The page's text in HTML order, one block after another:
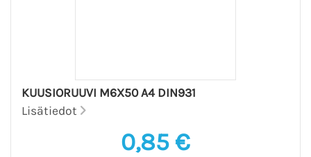
KUUSIORUUVI M6X50 A4 DIN931
Lisätiedot
0,85 €